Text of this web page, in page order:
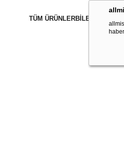
TÜM ÜRÜNLERBİLEKLİK